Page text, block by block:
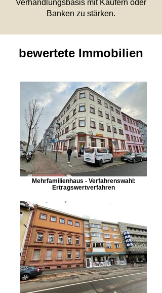
Verhandlungsbasis mit Käufern oder
Banken zu stärken.
bewertete Immobilien
Mehrfamilienhaus - Verfahrenswahl:
Ertragswertverfahren